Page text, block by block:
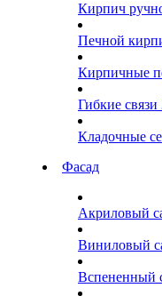
Кирпич
Печной
Кирпичные
Гибкие связи
Кладочные
Фасад
Акриловый
Виниловый
Вспененный